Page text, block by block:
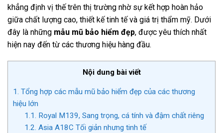
khẳng định vị thế trên thị trường nhờ sự kết hợp hoàn hảo
giữa chất lượng cao, thiết kế tinh tế và giá trị thẩm mỹ. Dưới
đây là những mẫu mũ bảo hiểm đẹp, được yêu thích nhất
hiện nay đến từ các thương hiệu hàng đầu.
Nội dung bài viết
1. Tổng hợp các mẫu mũ bảo hiểm đẹp của các thương
hiệu lớn
1.1. Royal M139, Sang trọng, cá tính và đậm chất riêng
1.2. Asia A18C Tối giản nhưng tinh tế